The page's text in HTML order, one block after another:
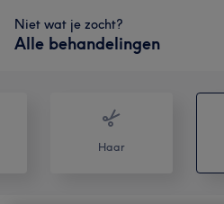
Niet wat je zocht?
Alle behandelingen
Haar